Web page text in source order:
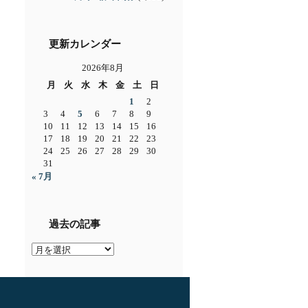
更新カレンダー
2026年8月
月
火 水 木 金 土
日
1
2
3
4 5 6 7 8
9
10
11 12 13 14 15
16
17
18 19 20 21 22
23
24
25 26 27 28 29
30
31
« 7月
過去の記事
過